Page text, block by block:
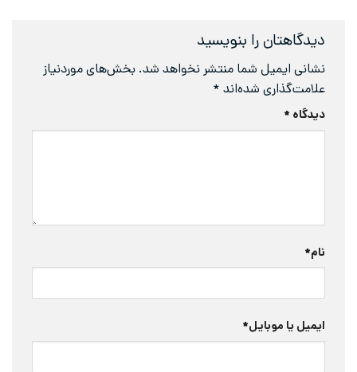
دیدگاهتان را بنویسید
نشانی ایمیل شما منتشر نخواهد شد. بخش‌های موردنیاز
علامت‌گذاری شده‌اند *
دیدگاه *
نام*
ایمیل یا موبایل*